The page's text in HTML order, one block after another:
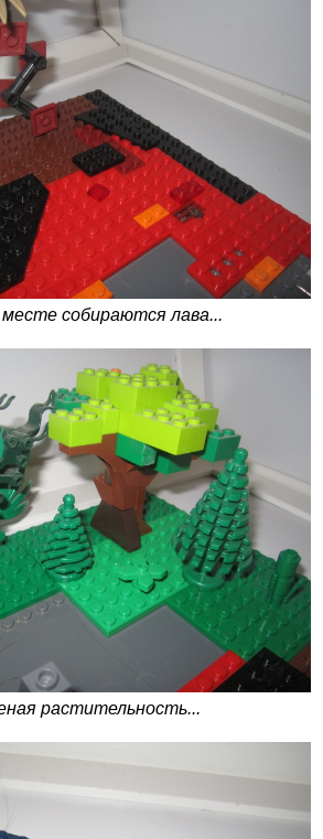
собираются лава...
растительность...